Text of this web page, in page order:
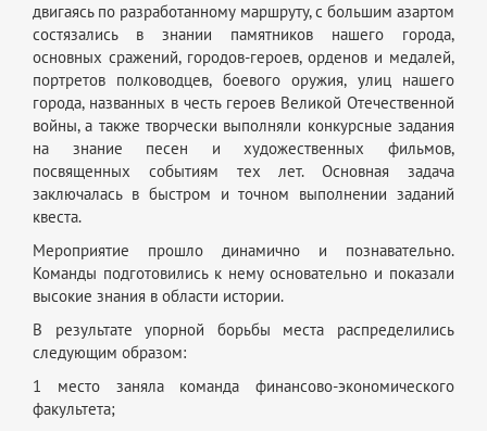
двигаясь по разработанному маршруту, с большим азартом
состязались в знании памятников нашего города,
основных сражений, городов-героев, орденов и медалей,
портретов полководцев, боевого оружия, улиц нашего
города, названных в честь героев Великой Отечественной
войны, а также творчески выполняли конкурсные задания
на знание песен и художественных фильмов,
посвященных событиям тех лет. Основная задача
заключалась в быстром и точном выполнении заданий
квеста.
Мероприятие прошло динамично и познавательно.
Команды подготовились к нему основательно и показали
высокие знания в области истории.
В результате упорной борьбы места распределились
следующим образом:
1 место заняла команда финансово-экономического
факультета;